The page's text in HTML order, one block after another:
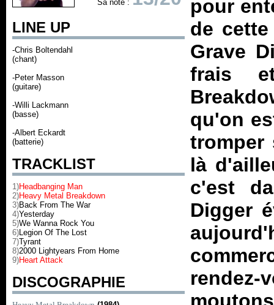
Sa note :
LINE UP
-Chris Boltendahl
(chant)
-Peter Masson
(guitare)
-Willi Lackmann
(basse)
-Albert Eckardt
(batterie)
TRACKLIST
1)Headbanging Man
2)Heavy Metal Breakdown
3)Back From The War
4)Yesterday
5)We Wanna Rock You
6)Legion Of The Lost
7)Tyrant
8)2000 Lightyears From Home
9)Heart Attack
DISCOGRAPHIE
pour
de
Grave
frais
qu'on
tromper
là
c'est
Digger